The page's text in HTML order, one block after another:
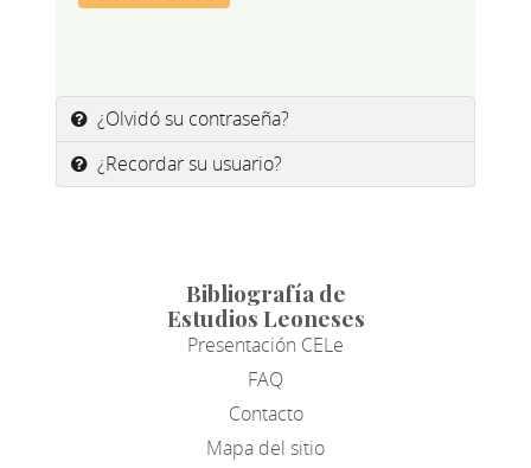
¿Olvidó su contraseña?
¿Recordar su usuario?
Bibliografía de
Estudios Leoneses
Presentación CELe
FAQ
Contacto
Mapa del sitio